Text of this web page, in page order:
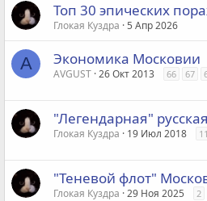
Топ 30 эпических
Глокая Куздра 5 Апр 2026
A Экономика Московии
AVGUST 26 Окт 2013 66 67
"Легендарная"
Глокая Куздра 19 Июл 2018 11
"Теневой флот"
Глокая Куздра 29 Ноя 2025 2